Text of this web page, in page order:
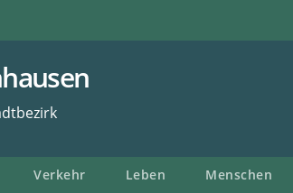
Verkehr Leben Menschen